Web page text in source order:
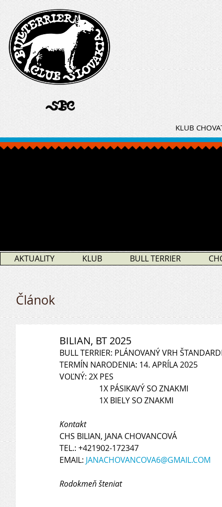
KLUB
AKTUALITY KLUB BULL TERRIER
Článok
BILIAN, BT 2025
BULL TERRIER: PLÁNOVANÝ VRH
TERMÍN NARODENIA: 14. APRÍLA 2025
VOĽNÝ: 2X PES
		1X PÁSIKAVÝ SO ZNAKMI
		1X BIELY SO ZNAKMI
Kontakt
CHS BILIAN, JANA CHOVANCOVÁ
TEL.: +421902-172347
EMAIL: JANACHOVANCOVA6@GMAIL.COM
Rodokmeň šteniat